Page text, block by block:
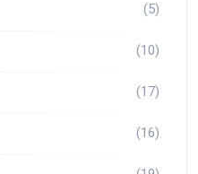
(5)
(10)
(17)
(16)